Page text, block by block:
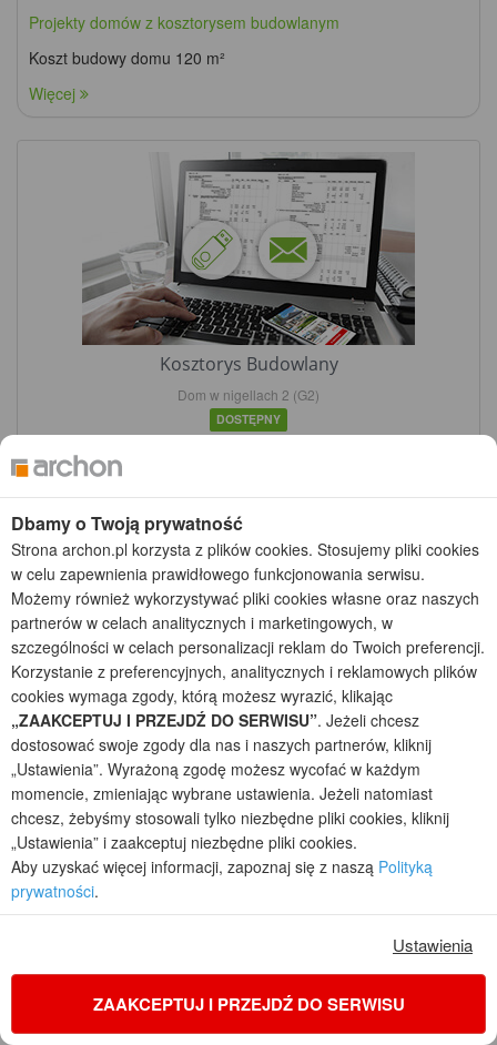
Projekty domów z kosztorysem budowlanym
Koszt budowy domu 120 m²
Więcej
Kosztorys Budowlany
Dom w nigellach 2 (G2)
DOSTĘPNY
Społeczność ARCHON+
Pisz bloga
Forum
Filmy
Realizacje
Wybrane dla Ciebie projekty domów
Dbamy o Twoją prywatność
Strona archon.pl korzysta z plików cookies. Stosujemy pliki cookies
w celu zapewnienia prawidłowego funkcjonowania serwisu.
Możemy również wykorzystywać pliki cookies własne oraz naszych
partnerów w celach analitycznych i marketingowych, w
szczególności w celach personalizacji reklam do Twoich preferencji.
Korzystanie z preferencyjnych, analitycznych i reklamowych plików
cookies wymaga zgody, którą możesz wyrazić, klikając
„ZAAKCEPTUJ I PRZEJDŹ DO SERWISU”. Jeżeli chcesz
dostosować swoje zgody dla nas i naszych partnerów, kliknij
„Ustawienia”. Wyrażoną zgodę możesz wycofać w każdym
momencie, zmieniając wybrane ustawienia. Jeżeli natomiast
chcesz, żebyśmy stosowali tylko niezbędne pliki cookies, kliknij
„Ustawienia” i zaakceptuj niezbędne pliki cookies.
Aby uzyskać więcej informacji, zapoznaj się z naszą Polityką
prywatności.
Ustawienia
ZAAKCEPTUJ I PRZEJDŹ DO SERWISU